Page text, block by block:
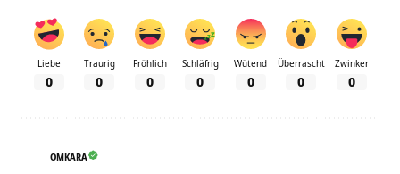
Liebe
0
Traurig
0
Fröhlich
0
Schläfrig
0
Wütend
0
Überrascht
0
Zwinker
0
OMKARA